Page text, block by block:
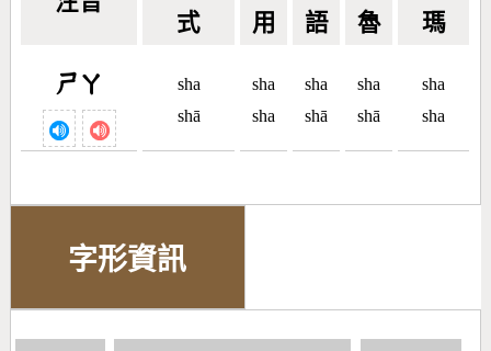
式 用 語 魯 瑪
ㄕㄚ
sha
shā
sha
sha
sha
shā
sha
shā
sha
sha
字形資訊